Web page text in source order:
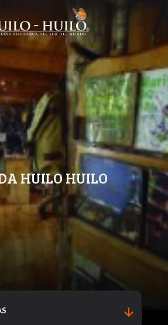
HUILO HUILO
arrow_downward